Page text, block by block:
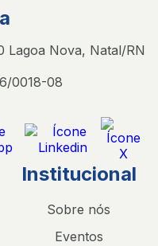
Lagoa Nova, Natal/RN
0018-08
Institucional
Sobre nós
Eventos